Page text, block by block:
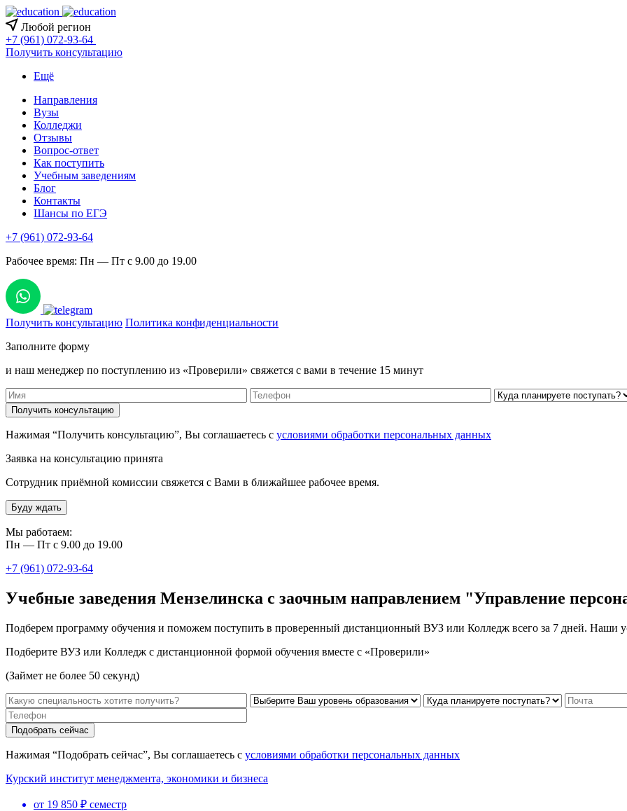
Любой регион
+7 (961) 072-93-64
Получить консультацию
Ещё
Направления
Вузы
Колледжи
Отзывы
Вопрос-ответ
Как поступить
Учебным заведениям
Блог
Контакты
Шансы по ЕГЭ
+7 (961) 072-93-64
Рабочее время: Пн — Пт с 9.00 до 19.00
Получить консультацию Политика конфиденциальности
Заполните форму
и наш менеджер по поступлению из «Проверили» свяжется с вами в течение 15 минут
Нажимая “Получить консультацию”, Вы соглашаетесь с условиями обработки персональных данных
Заявка на консультацию принята
Сотрудник приёмной комиссии свяжется с Вами в ближайшее рабочее время.
Буду ждать
Мы работаем:
Пн — Пт с 9.00 до 19.00
+7 (961) 072-93-64
Учебные заведения Мензелинска с заочным направлением "Управление
Подберем программу обучения и поможем поступить в проверенный дистанционный ВУЗ или Колледж всего за 7 дней. Наши
Подберите ВУЗ или Колледж с дистанционной формой обучения вместе с «Проверили»
(Займет не более 50 секунд)
Нажимая “Подобрать сейчас”, Вы соглашаетесь с условиями обработки персональных данных
Курский институт менеджмента, экономики и бизнеса
от 19 850 ₽ семестр